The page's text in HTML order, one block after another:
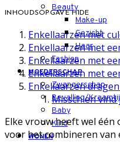
Beauty
Make-up
Gezicht
Haar
Fashion
MOEDERSCHAP
Zwangerschap
Bevalling/
Baby
Kind
WONEN
INHOUDSOPGAVEHIDE
Enkellaarzen met
Enkellaarzen met
Enkellaarzen met
Enkellaarzen met
Enkellaarzen
Misschien
Elke vrouw heeft wel
voor het combineren van